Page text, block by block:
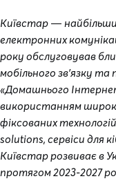
Київстар —
електронних
року обслуговував
мобільного зв’язку
«Домашнього
використанням
фіксованих
solutions, сервіси для
Київстар розвиває в
протягом 2023-2027